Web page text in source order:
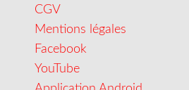
CGV
Mentions légales
Facebook
YouTube